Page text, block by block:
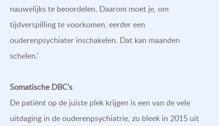
nauwelijks te beoordelen. Daarom moet je, om
tijdverspilling te voorkomen, eerder een
ouderenpsychiater inschakelen. Dat kan maanden
schelen.'
Somatische DBC's
De patiënt op de juiste plek krijgen is een van de vele
uitdaging in de ouderenpsychiatrie, zo bleek in 2015 uit